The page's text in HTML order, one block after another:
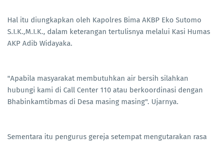
Hal itu diungkapkan oleh Kapolres Bima AKBP Eko Sutomo
S.I.K.,M.I.K., dalam keterangan tertulisnya melalui Kasi Humas
AKP Adib Widayaka.
"Apabila masyarakat membutuhkan air bersih silahkan
hubungi kami di Call Center 110 atau berkoordinasi dengan
Bhabinkamtibmas di Desa masing masing". Ujarnya.
Sementara itu pengurus gereja setempat mengutarakan rasa